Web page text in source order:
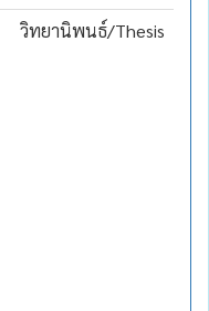
วิทยานิพนธ์/Thesis